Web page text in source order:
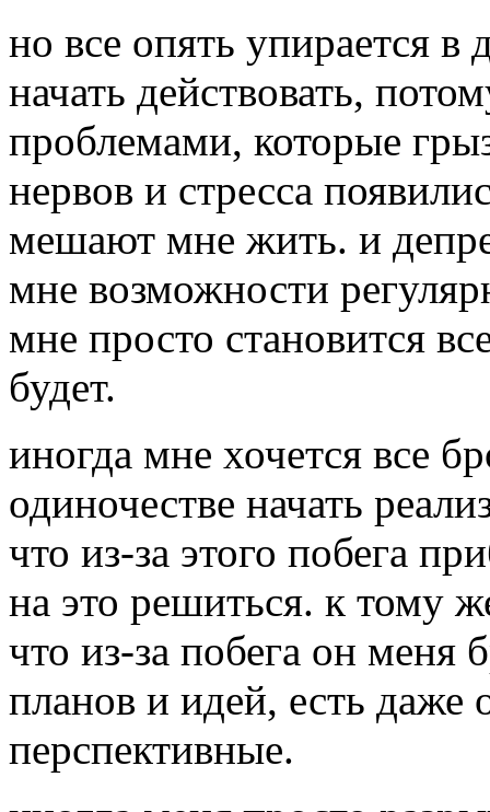
но все опять упирается в
начать действовать,
проблемами, которые
нервов и стресса
мешают мне жить. и
мне возможности
мне просто становится
будет.
иногда мне хочется все
одиночестве начать
что из-за этого побега
на это решиться. к тому
что из-за побега он меня
планов и идей, есть даже
перспективные.